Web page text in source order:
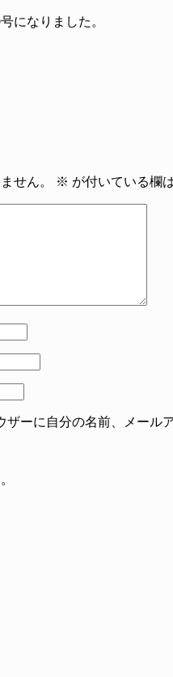
になりました。
せん。 ※ が付いている欄
ーに自分の名前、メール